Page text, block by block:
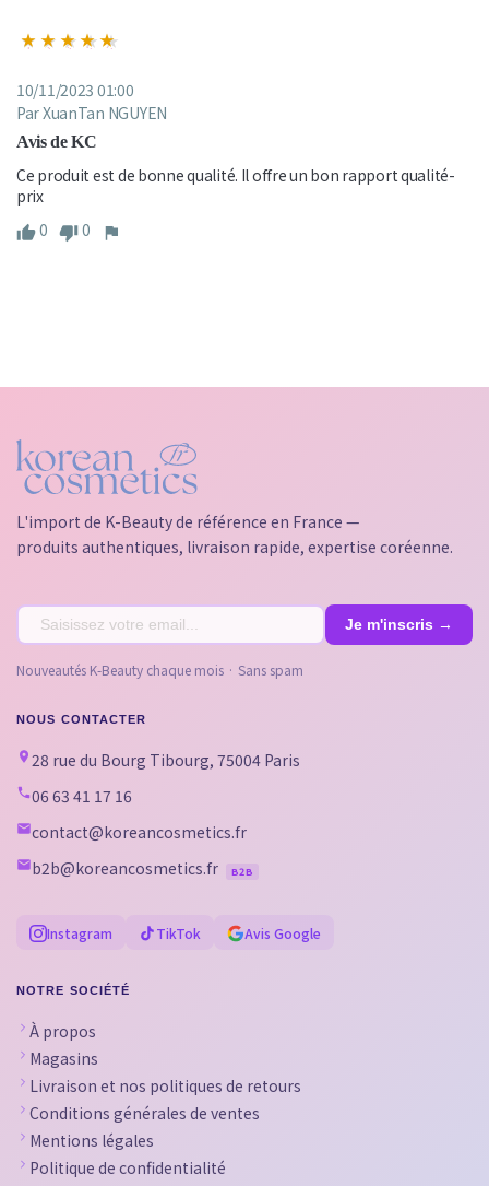
10/11/2023 01:00
Par XuanTan NGUYEN
Avis de KC
Ce produit est de bonne qualité. Il offre un bon rapport qualité-
prix
0
0
L'import de K-Beauty de référence en France —
produits authentiques, livraison rapide, expertise coréenne.
Nouveautés K-Beauty chaque mois · Sans spam
NOUS CONTACTER
28 rue du Bourg Tibourg, 75004 Paris
06 63 41 17 16
contact@koreancosmetics.fr
b2b@koreancosmetics.fr
B2B
Instagram TikTok Avis Google
NOTRE SOCIÉTÉ
À propos
Magasins
Livraison et nos politiques de retours
Conditions générales de ventes
Mentions légales
Politique de confidentialité